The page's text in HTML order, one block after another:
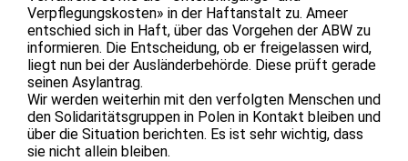
Verpflegungskosten» in der Haftanstalt zu. Ameer
entschied sich in Haft, über das Vorgehen der ABW zu
informieren. Die Entscheidung, ob er freigelassen wird,
liegt nun bei der Ausländerbehörde. Diese prüft gerade
seinen Asylantrag.
Wir werden weiterhin mit den verfolgten Menschen und
den Solidaritätsgruppen in Polen in Kontakt bleiben und
über die Situation berichten. Es ist sehr wichtig, dass
sie nicht allein bleiben.